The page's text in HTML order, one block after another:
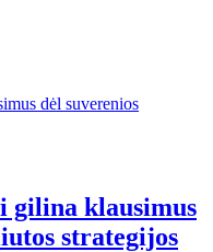
gilina klausimus
strategijos